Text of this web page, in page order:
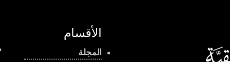
الأقسام
المجلة